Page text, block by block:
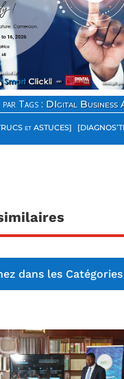
Tags : DIgital Business
et ASTUCES]
dans les Catégories